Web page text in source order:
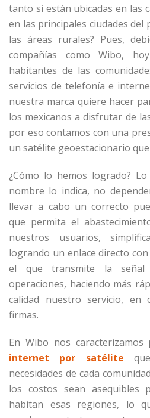
tanto si están ubicadas en las
en las principales ciudades del
las áreas rurales? Pues,
compañías como Wibo,
habitantes de las
servicios de telefonía e
nuestra marca quiere hacer
los mexicanos a disfrutar de
por eso contamos con una
un satélite geoestacionario
¿Cómo lo hemos logrado?
nombre lo indica, no
llevar a cabo un correcto
que permita el
nuestros usuarios,
logrando un enlace directo
el que transmite la
operaciones, haciendo más
calidad nuestro servicio, en
firmas.
En Wibo nos
internet por satélite
necesidades de cada
los costos sean asequibles
habitan esas regiones, lo